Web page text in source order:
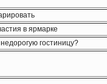
в ярмарке
гостиницу?